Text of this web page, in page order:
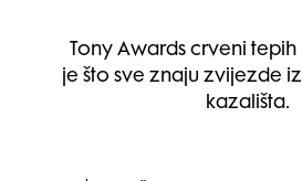
Tony Awards crveni
je što sve znaju zvijezde iz
kazališta.